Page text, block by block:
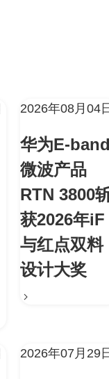
2026年08月04
华为E-
微波产品
RTN 3800
获2026年iF
与红点双料
设计大奖
2026年07月29